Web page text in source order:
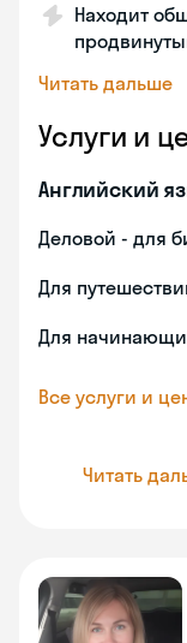
Находит
Читать дальше
Услуги и
Английский
Деловой - для
Для
Для
Все услуги и
Читать